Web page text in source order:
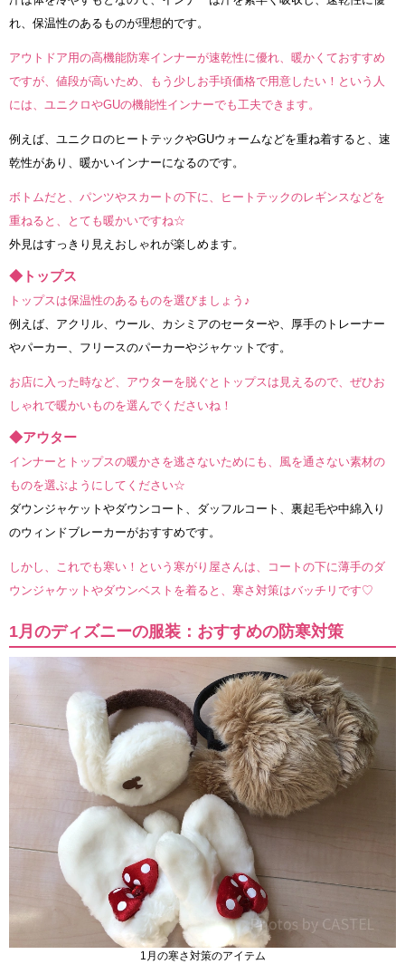
れ、保温性のあるものが理想的です。
アウトドア用の高機能防寒インナーが速乾性に優れ、暖かくておすすめ
ですが、値段が高いため、もう少しお手頃価格で用意したい！という人
には、ユニクロやGUの機能性インナーでも工夫できます。
例えば、ユニクロのヒートテックやGUウォームなどを重ね着すると、速
乾性があり、暖かいインナーになるのです。
ボトムだと、パンツやスカートの下に、ヒートテックのレギンスなどを
重ねると、とても暖かいですね☆
外見はすっきり見えおしゃれが楽しめます。
◆トップス
トップスは保温性のあるものを選びましょう♪
例えば、アクリル、ウール、カシミアのセーターや、厚手のトレーナー
やパーカー、フリースのパーカーやジャケットです。
お店に入った時など、アウターを脱ぐとトップスは見えるので、ぜひお
しゃれで暖かいものを選んでくださいね！
◆アウター
インナーとトップスの暖かさを逃さないためにも、風を通さない素材の
ものを選ぶようにしてください☆
ダウンジャケットやダウンコート、ダッフルコート、裏起毛や中綿入り
のウィンドブレーカーがおすすめです。
しかし、これでも寒い！という寒がり屋さんは、コートの下に薄手のダ
ウンジャケットやダウンベストを着ると、寒さ対策はバッチリです♡
1月のディズニーの服装：おすすめの防寒対策
1月の寒さ対策のアイテム